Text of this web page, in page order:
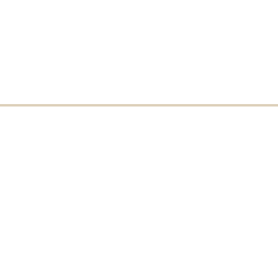
den Skip-Links können Sie